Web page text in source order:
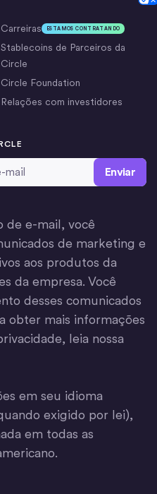
Carreiras ESTAMOS CONTRATANDO
Stablecoins de Parceiros da
Circle
Circle Foundation
Relações com investidores
de e-mail, você
de marketing e
aos produtos da
da empresa. Você
desses comunicados
obter mais informações
leia nossa
em seu idioma
exigido por lei),
em todas as